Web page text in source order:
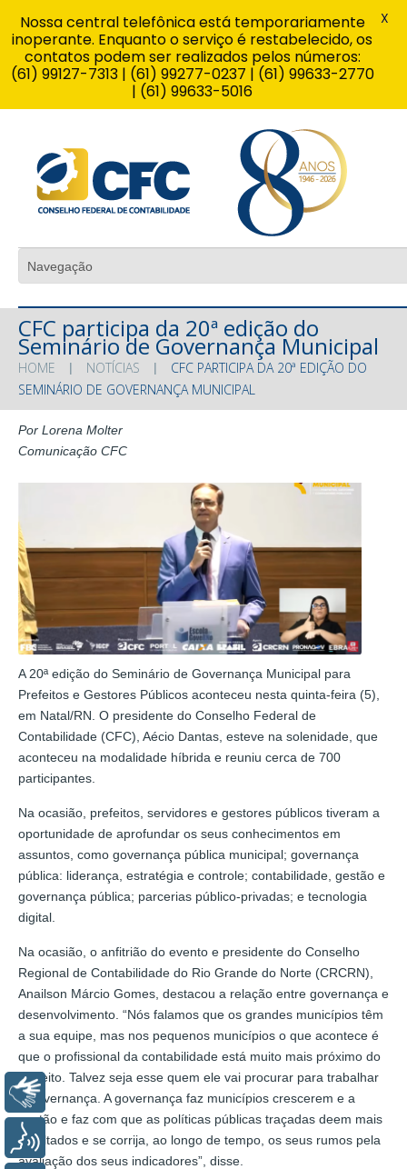
CFC participa da 20ª edição do
Seminário de Governança Municipal
HOME NOTÍCIAS
CFC PARTICIPA DA 20ª EDIÇÃO DO
SEMINÁRIO DE GOVERNANÇA MUNICIPAL
Por Lorena Molter
Comunicação CFC
A 20ª edição do Seminário de Governança Municipal para
Prefeitos e Gestores Públicos aconteceu nesta quinta-feira (5),
em Natal/RN. O presidente do Conselho Federal de
Contabilidade (CFC), Aécio Dantas, esteve na solenidade, que
aconteceu na modalidade híbrida e reuniu cerca de 700
participantes.
Na ocasião, prefeitos, servidores e gestores públicos tiveram a
oportunidade de aprofundar os seus conhecimentos em
assuntos, como governança pública municipal; governança
pública: liderança, estratégia e controle; contabilidade, gestão e
governança pública; parcerias público-privadas; e tecnologia
digital.
Na ocasião, o anfitrião do evento e presidente do Conselho
Regional de Contabilidade do Rio Grande do Norte (CRCRN),
Anailson Márcio Gomes, destacou a relação entre governança e
desenvolvimento. “Nós falamos que os grandes municípios têm
a sua equipe, mas nos pequenos municípios o que acontece é
que o profissional da contabilidade está muito mais próximo do
prefeito. Talvez seja esse quem ele vai procurar para trabalhar
a governança. A governança faz municípios crescerem e a
gestão e faz com que as políticas públicas traçadas deem mais
resultados e se corrija, ao longo de tempo, os seus rumos pela
avaliação dos seus indicadores”, disse.
Nossa central telefônica está temporariamente
inoperante. Enquanto o serviço é restabelecido, os
contatos podem ser realizados pelos números:
(61) 99127-7313 | (61) 99277-0237 | (61) 99633-2770
| (61) 99633-5016
X
Voz